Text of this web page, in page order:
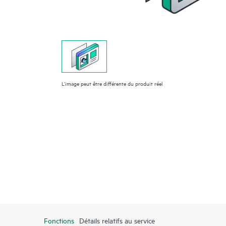
L’image peut être différente du produit réel
Fonctions Détails relatifs au service